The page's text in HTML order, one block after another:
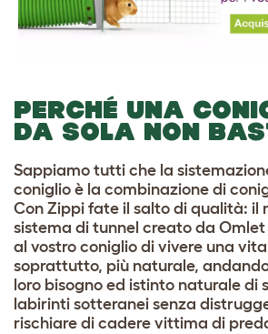
PERCHÉ UNA
DA SOLA NON
Sappiamo tutti che la
coniglio è la combinazione di
Con Zippi fate il salto di qualità: il
sistema di tunnel creato da
al vostro coniglio di vivere una
soprattutto, più naturale,
loro bisogno ed istinto naturale di
labirinti sotteranei senza
rischiare di cadere vittima di